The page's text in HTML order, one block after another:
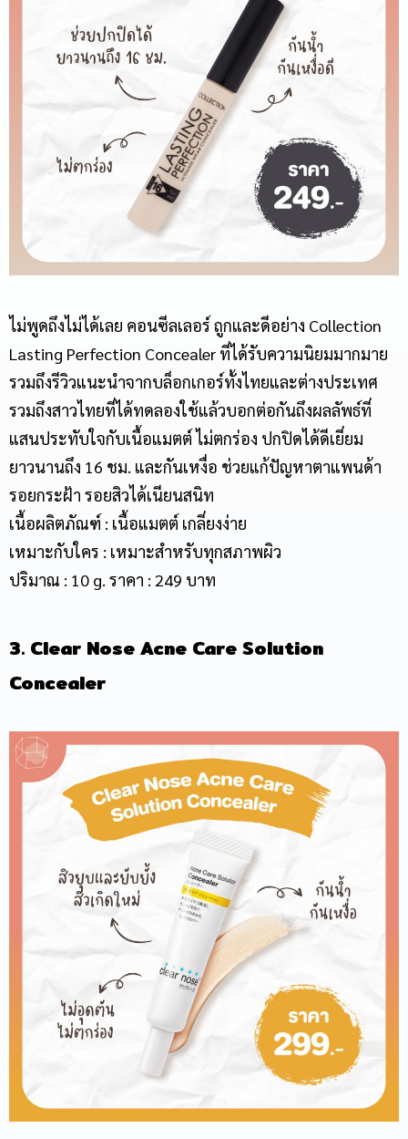
ไม่พูดถึงไม่ได้เลย คอนซีลเลอร์ ถูกและดีอย่าง Collection
Lasting Perfection Concealer ที่ได้รับความนิยมมากมาย
รวมถึงรีวิวแนะนำจากบล็อกเกอร์ทั้งไทยและต่างประเทศ
รวมถึงสาวไทยที่ได้ทดลองใช้แล้วบอกต่อกันถึงผลลัพธ์ที่
แสนประทับใจกับเนื้อแมตต์ ไม่ตกร่อง ปกปิดได้ดีเยี่ยม
ยาวนานถึง 16 ชม. และกันเหงื่อ ช่วยแก้ปัญหาตาแพนด้า
รอยกระฝ้า รอยสิวได้เนียนสนิท
เนื้อผลิตภัณฑ์ : เนื้อแมตต์ เกลี่ยงง่าย
เหมาะกับใคร : เหมาะสำหรับทุกสภาพผิว
ปริมาณ : 10 g. ราคา : 249 บาท
3. Clear Nose Acne Care Solution
Concealer